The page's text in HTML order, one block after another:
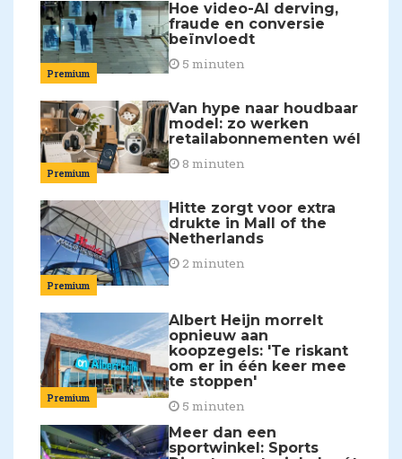
Premium
Hoe video-AI derving,
fraude en conversie
beïnvloedt
5 minuten
Premium
Van hype naar houdbaar
model: zo werken
retailabonnementen wél
8 minuten
Premium
Hitte zorgt voor extra
drukte in Mall of the
Netherlands
2 minuten
Premium
Albert Heijn morrelt
opnieuw aan
koopzegels: 'Te riskant
om er in één keer mee
te stoppen'
5 minuten
Meer dan een
sportwinkel: Sports